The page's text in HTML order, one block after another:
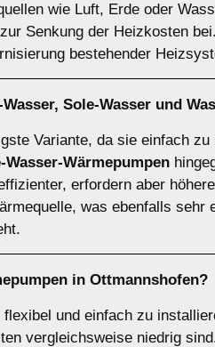
wie Luft, Erde oder
Senkung der Heizkosten
bestehender
, Sole-Wasser und
Variante, da sie einfach
Wasser-Wärmepumpen
erfordern aber
was ebenfalls
in Ottmannshofen?
und einfach zu
vergleichsweise niedrig